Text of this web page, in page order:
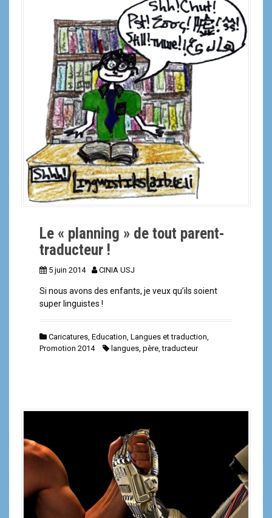
Le « planning » de tout parent-
traducteur !
5 juin 2014 CINIA USJ
Si nous avons des enfants, je veux qu’ils soient
super linguistes !
Caricatures Education Langues et traduction
Promotion 2014
langues père ,traducteur